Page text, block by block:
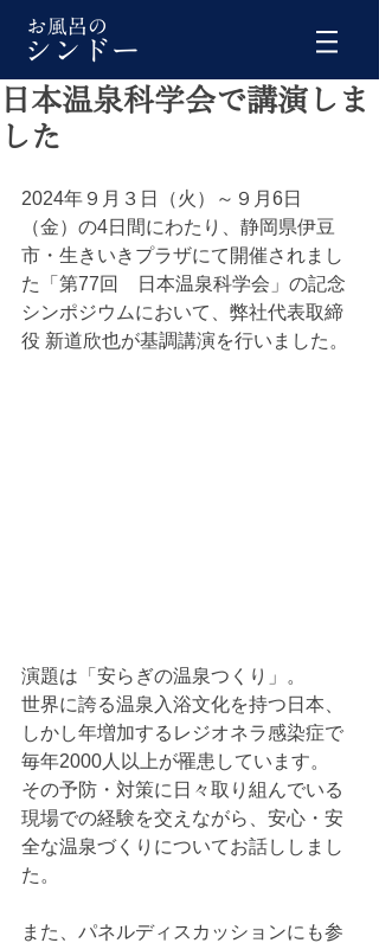
日本温泉科学会で講演しま
した
2024年９月３日（火）～９月6日
（金）の4日間にわたり、静岡県伊豆
市・生きいきプラザにて開催されまし
た「第77回　日本温泉科学会」の記念
シンポジウムにおいて、弊社代表取締
役 新道欣也が基調講演を行いました。
演題は「安らぎの温泉つくり」。
世界に誇る温泉入浴文化を持つ日本、
しかし年増加するレジオネラ感染症で
毎年2000人以上が罹患しています。
その予防・対策に日々取り組んでいる
現場での経験を交えながら、安心・安
全な温泉づくりについてお話ししまし
た。
また、パネルディスカッションにも参